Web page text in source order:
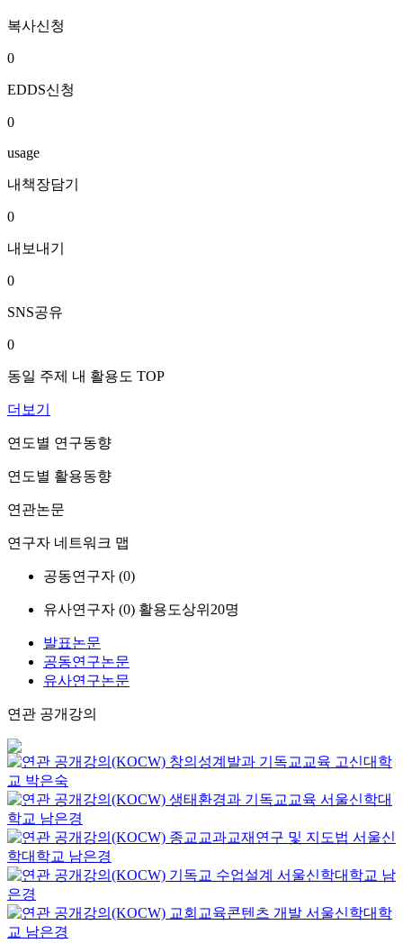
복사신청
0
EDDS신청
0
usage
내책장담기
0
내보내기
0
SNS공유
0
동일 주제 내 활용도 TOP
더보기
연도별 연구동향
연도별 활용동향
연관논문
연구자 네트워크 맵
공동연구자 (0)
유사연구자 (0) 활용도상위20명
발표논문
공동연구논문
유사연구논문
연관 공개강의
창의성계발과 기독교교육 고신대학
교 박은숙
생태환경과 기독교교육 서울신학대
학교 남은경
종교교과교재연구 및 지도법 서울신
학대학교 남은경
기독교 수업설계 서울신학대학교 남
은경
교회교육콘텐츠 개발 서울신학대학
교 남은경